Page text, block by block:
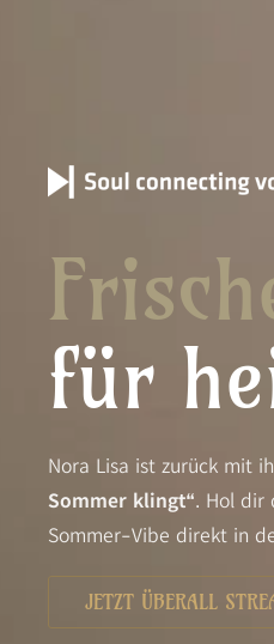
für
Nora Lisa ist zurück mit
Sommer klingt“. Hol dir
Sommer-Vibe direkt in
JETZT ÜBERALL